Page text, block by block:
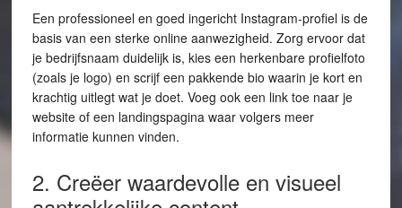
Een professioneel en goed ingericht Instagram-profiel is de
basis van een sterke online aanwezigheid. Zorg ervoor dat
je bedrijfsnaam duidelijk is, kies een herkenbare profielfoto
(zoals je logo) en scrijf een pakkende bio waarin je kort en
krachtig uitlegt wat je doet. Voeg ook een link toe naar je
website of een landingspagina waar volgers meer
informatie kunnen vinden.
2. Creëer waardevolle en visueel